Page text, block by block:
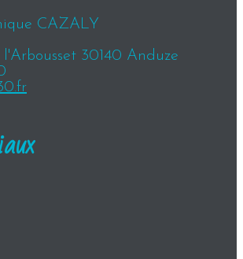
CAZALY
30140 Anduze